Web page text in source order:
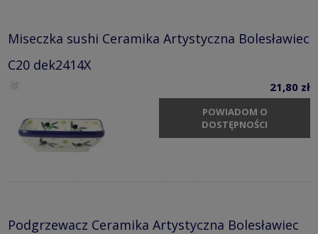
Miseczka sushi Ceramika Artystyczna Bolesławiec
C20 dek2414X
21,80 zł
POWIADOM O
DOSTĘPNOŚCI
Podgrzewacz Ceramika Artystyczna Bolesławiec